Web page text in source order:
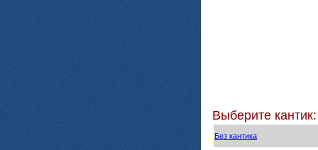
Выберите кантик:
Без кантика